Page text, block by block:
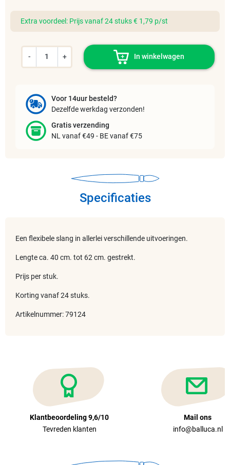
Extra voordeel: Prijs vanaf 24 stuks € 1,79 p/st
- + In winkelwagen
Voor 14uur besteld?
Dezelfde werkdag verzonden!
Gratis verzending
NL vanaf €49 - BE vanaf €75
Specificaties
Een flexibele slang in allerlei verschillende uitvoeringen.
Lengte ca. 40 cm. tot 62 cm. gestrekt.
Prijs per stuk.
Korting vanaf 24 stuks.
Artikelnummer: 79124
Klantbeoordeling 9,6/10
Tevreden klanten
Mail ons
info@balluca.nl